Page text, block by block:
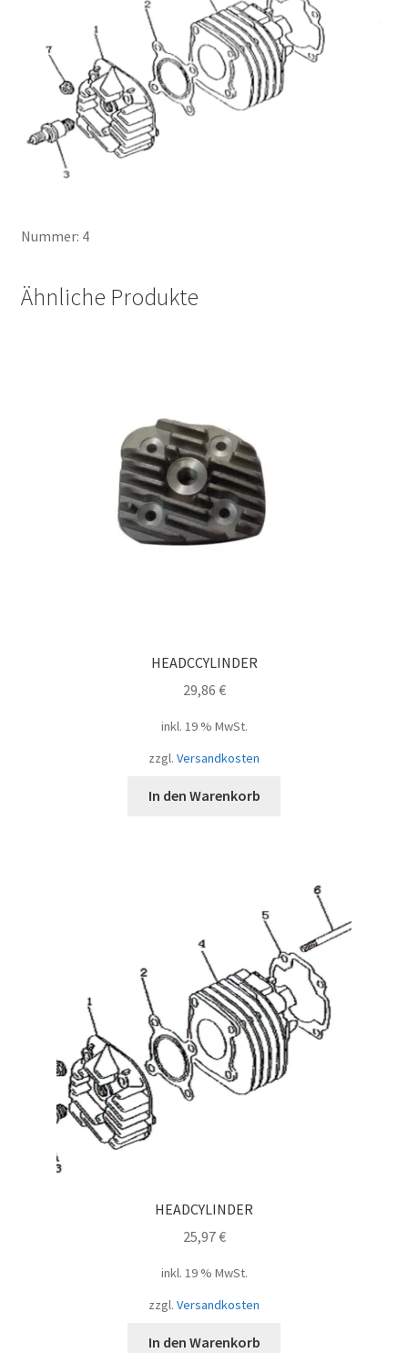
Nummer: 4
Ähnliche Produkte
HEADCCYLINDER
29,86 €
inkl. 19 % MwSt.
zzgl. Versandkosten
In den Warenkorb
HEADCYLINDER
25,97€
inkl. 19 % MwSt.
zzgl. Versandkosten
In den Warenkorb